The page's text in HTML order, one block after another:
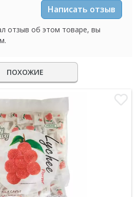
Написать отзыв
отзыв об этом товаре, вы
ПОХОЖИЕ